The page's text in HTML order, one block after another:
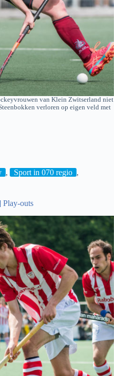
van Klein Zwitserland niet
verloren op eigen veld met
, Sport in 070 regio ,
outs